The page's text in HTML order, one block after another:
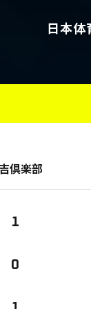
日本体
倶楽部
1
0